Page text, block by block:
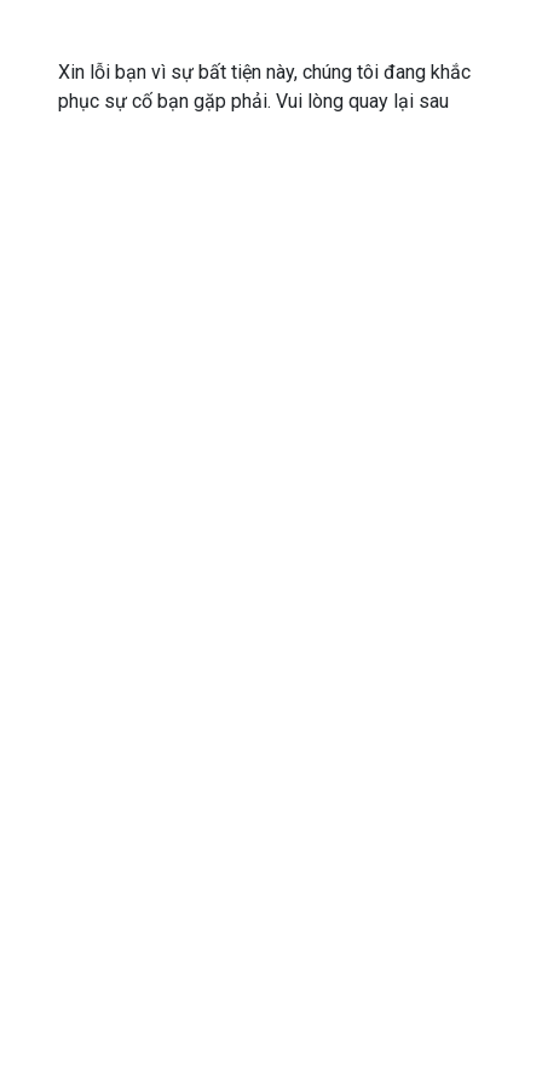
Xin lỗi bạn vì sự bất tiện này, chúng tôi đang khắc
phục sự cố bạn gặp phải. Vui lòng quay lại sau